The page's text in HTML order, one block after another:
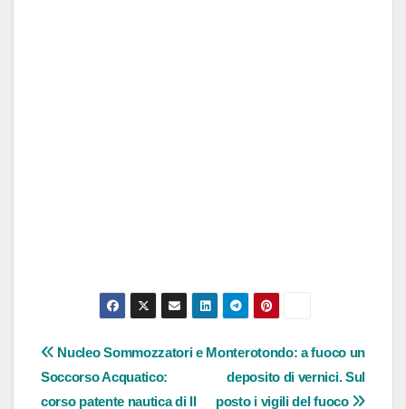
Navigazione
articoli
Monterotondo: a fuoco un
deposito di vernici. Sul
posto i vigili del fuoco
Nucleo Sommozzatori e
Soccorso Acquatico:
corso patente nautica di II